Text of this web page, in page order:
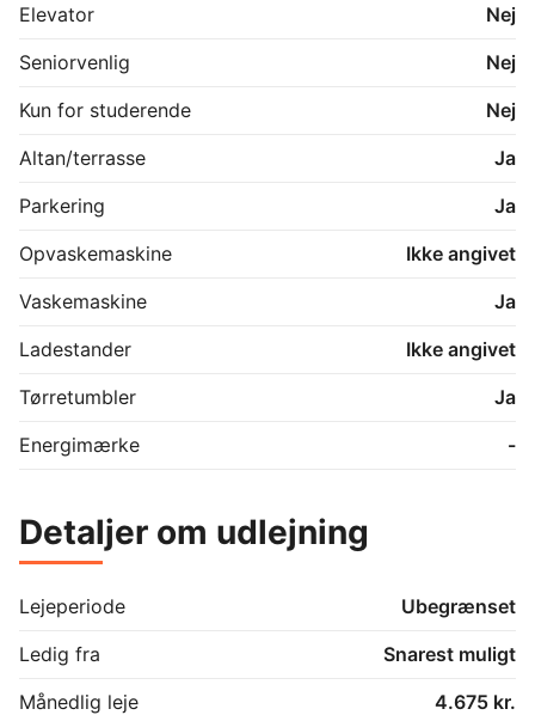
Elevator
Nej
Seniorvenlig
Nej
Kun for studerende
Nej
Altan/terrasse
Ja
Parkering
Ja
Opvaskemaskine
Ikke angivet
Vaskemaskine
Ja
Ladestander
Ikke angivet
Tørretumbler
Ja
Energimærke
-
Detaljer om udlejning
Lejeperiode
Ubegrænset
Ledig fra
Snarest muligt
Månedlig leje
4.675 kr.